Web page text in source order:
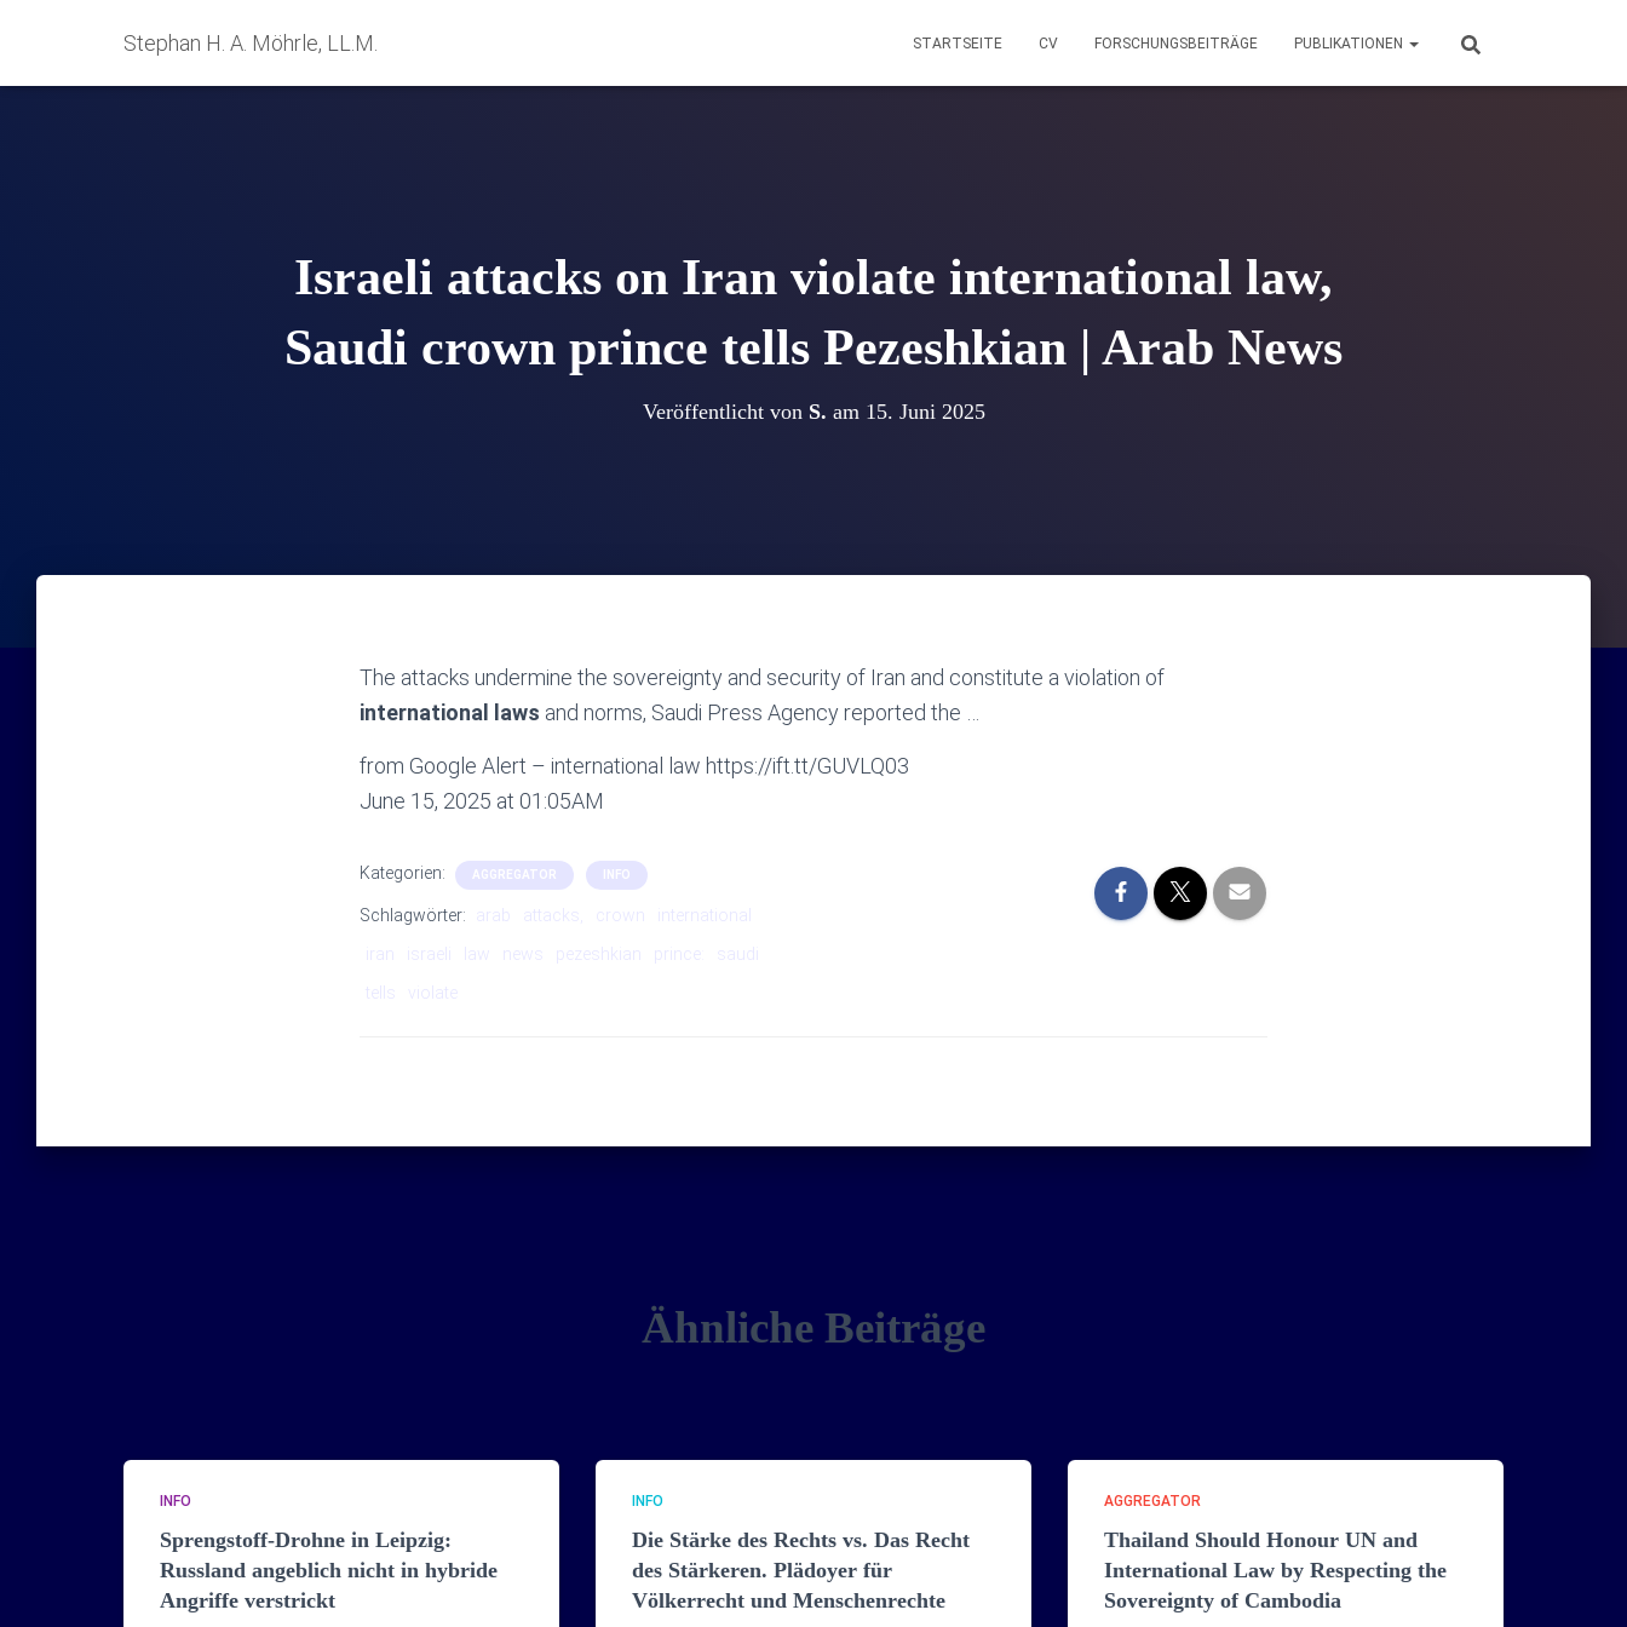
Stephan H. A. Möhrle, LL.M. STARTSEITE CV FORSCHUNGSBEITRÄGE PUBLIKATIONEN
Israeli attacks on Iran violate international law,
Saudi crown prince tells Pezeshkian | Arab News
Veröffentlicht von S. am 15. Juni 2025
The attacks undermine the sovereignty and security of Iran and constitute a violation of
international laws and norms, Saudi Press Agency reported the …
from Google Alert – international law https://ift.tt/GUVLQ03
June 15, 2025 at 01:05AM
Kategorien: AGGREGATOR INFO
Schlagwörter: arab attacks,
international
iran
israeli law pezeshkian prince:
saudi
tells
violate
Ähnliche Beiträge
INFO
Sprengstoff-Drohne in Leipzig:
Russland angeblich nicht in hybride
Angriffe verstrickt
INFO
Die Stärke des Rechts vs. Das Recht
des Stärkeren. Plädoyer für
Völkerrecht und Menschenrechte
AGGREGATOR
Thailand Should Honour UN and
International Law by Respecting the
Sovereignty of Cambodia